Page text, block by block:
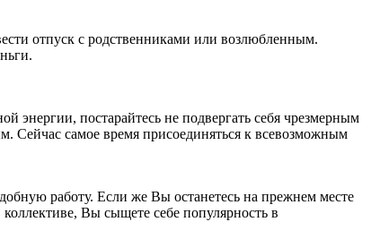
отпуск с родственниками или возлюбленным.
энергии, постарайтесь не подвергать себя чрезмерным
Сейчас самое время присоединяться к всевозможным
работу. Если же Вы останетесь на прежнем месте
Вы сыщете себе популярность в